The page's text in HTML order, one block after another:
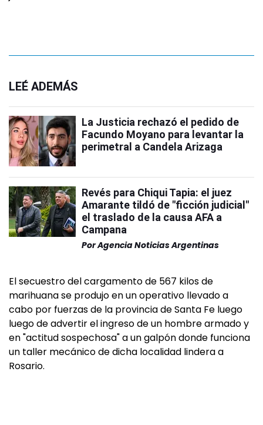
LEÉ ADEMÁS
La Justicia rechazó el pedido de
Facundo Moyano para levantar la
perimetral a Candela Arizaga
Revés para Chiqui Tapia: el juez
Amarante tildó de "ficción judicial"
el traslado de la causa AFA a
Campana
PorAgencia Noticias Argentinas
El secuestro del cargamento de 567 kilos de
marihuana se produjo en un operativo llevado a
cabo por fuerzas de la provincia de Santa Fe luego
luego de advertir el ingreso de un hombre armado y
en "actitud sospechosa" a un galpón donde funciona
un taller mecánico de dicha localidad lindera a
Rosario.